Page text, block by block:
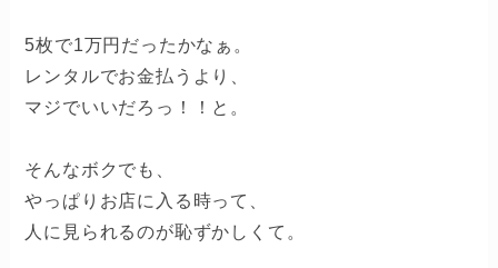
5枚で1万円だったかなぁ。
レンタルでお金払うより、
マジでいいだろっ！！と。
そんなボクでも、
やっぱりお店に入る時って、
人に見られるのが恥ずかしくて。